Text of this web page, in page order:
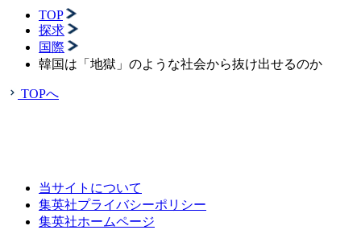
TOP
探求
国際
韓国は「地獄」のような社会から抜け出せるのか
TOPへ
当サイトについて
集英社プライバシーポリシー
集英社ホームページ